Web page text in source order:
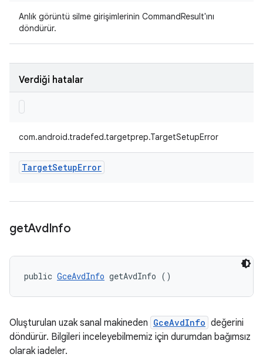
Anlık görüntü silme girişimlerinin CommandResult'ını
döndürür.
Verdiği hatalar
com.android.tradefed.targetprep.TargetSetupError
TargetSetupError
getAvdInfo
public GceAvdInfo getAvdInfo ()
Oluşturulan uzak sanal makineden GceAvdInfo değerini
döndürür. Bilgileri inceleyebilmemiz için durumdan bağımsız
olarak iadeler.